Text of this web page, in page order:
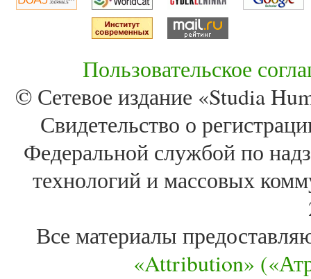
Пользовательское
© Сетевое издание «Studia
Свидетельство о
Федеральной службой по
технологий и массовых
Все материалы
«Attribution»